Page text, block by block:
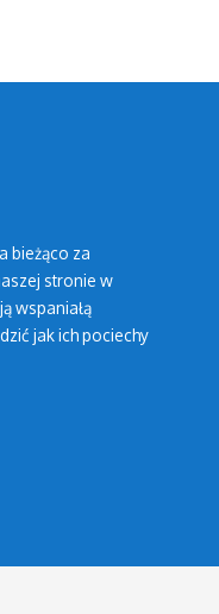
bieżąco za
stronie w
wspaniałą
jak ich pociechy